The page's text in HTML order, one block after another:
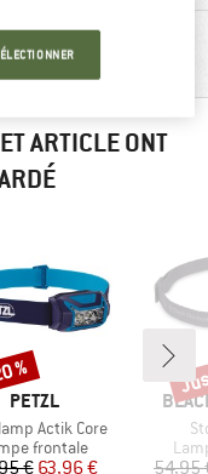
ARTICLE ONT
MARQUE
PETZL
Actik Core
group
frontale
Prix
€Prix réduit
63,96 €
%
54,95